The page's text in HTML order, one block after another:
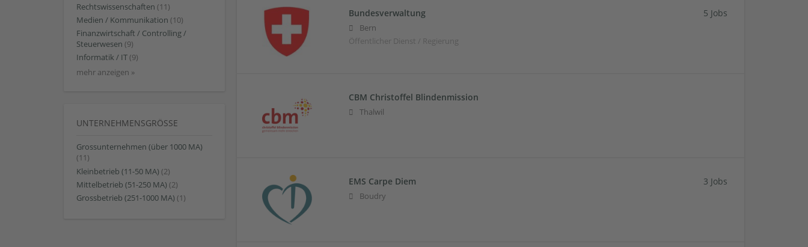
Rechtswissenschaften (11)
Medien / Kommunikation (10)
Finanzwirtschaft / Controlling /
Steuerwesen (9)
Informatik / IT (9)
mehr anzeigen »
UNTERNEHMENSGRÖSSE
Grossunternehmen (über 1000 MA)
(11)
Kleinbetrieb (11-50 MA) (2)
Mittelbetrieb (51-250 MA) (2)
Grossbetrieb (251-1000 MA) (1)
Bundesverwaltung
Bern
Öffentlicher Dienst / Regierung
5 Jobs
CBM Christoffel Blindenmission
Thalwil
EMS Carpe Diem
Boudry
3 Jobs